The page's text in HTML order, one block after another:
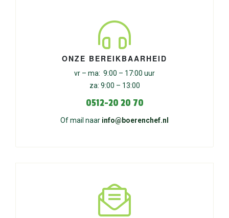
ONZE BEREIKBAARHEID
vr – ma: 9:00 – 17:00 uur
za: 9:00 – 13:00
0512-20 20 70
Of mail naar info@boerenchef.nl